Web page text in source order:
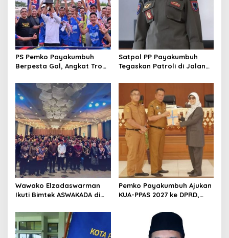
o
s
PS Pemko Payakumbuh
Berpesta Gol, Angkat Trofi
Gilas Pemda Pasaman 4-0
Satpol PP Payakumbuh
Tegaskan Patroli di Jalan
Persuasif
Wawako Elzadaswarman
Ikuti Bimtek ASWAKADA di
Pemerintahan dan
Sinkronisasi Kebijakan
Pemko Payakumbuh Ajukan
KUA-PPAS 2027 ke DPRD,
Rp821,5 Miliar